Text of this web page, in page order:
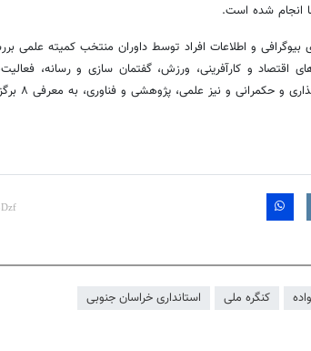
انجام شده است.
بیوگرافی و اطلاعات افراد توسط داوران منتخب کمیته علمی
اقتصاد و کارآفرینی، ورزش، گفتمان سازی و رسانه،
و نیز علمی، پژوهشی و فناوری، به معرفی ۸ برگزیده منتج شد.
کنگره ملی استانداری خراسان جنوبی